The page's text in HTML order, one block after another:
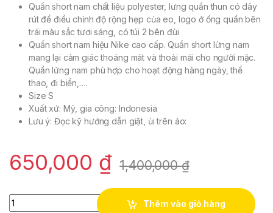
Quần short nam chất liệu polyester, lưng quần thun có dây
rút để điều chỉnh độ rộng hẹp của eo, logo ở ống quần bên
trái màu sắc tươi sáng, có túi 2 bên đùi
Quần short nam hiệu Nike cao cấp. Quần short lửng nam
mang lại cảm giác thoáng mát và thoải mái cho người mặc.
Quần lửng nam phù hợp cho hoạt động hàng ngày, thể
thao, đi biển,….
Size S
Xuất xứ: Mỹ, gia công: Indonesia
Lưu ý: Đọc kỹ hướng dẫn giặt, ủi trên áo:
650,000 ₫ 1,400,000₫
Quần short thể thao nam Nike màu cam orange pulse dây rút
Thêm vào giỏ hàng